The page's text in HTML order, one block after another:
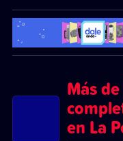
Más
en La